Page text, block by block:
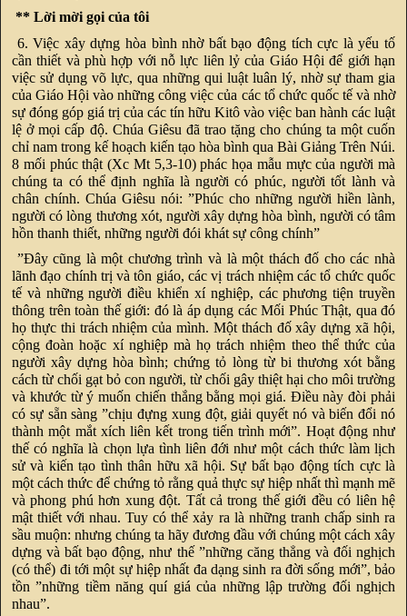
** Lời mời gọi của tôi
6. Việc xây dựng hòa bình nhờ bất bạo động tích cực là yếu tố
cần thiết và phù hợp với nỗ lực liên lỷ của Giáo Hội để giới hạn
việc sử dụng võ lực, qua những qui luật luân lý, nhờ sự tham gia
của Giáo Hội vào những công việc của các tổ chức quốc tế và nhờ
sự đóng góp giá trị của các tín hữu Kitô vào việc ban hành các luật
lệ ở mọi cấp độ. Chúa Giêsu đã trao tặng cho chúng ta một cuốn
chỉ nam trong kế hoạch kiến tạo hòa bình qua Bài Giảng Trên Núi.
8 mối phúc thật (Xc Mt 5,3-10) phác họa mẫu mực của người mà
chúng ta có thể định nghĩa là người có phúc, người tốt lành và
chân chính. Chúa Giêsu nói: ”Phúc cho những người hiền lành,
người có lòng thương xót, người xây dựng hòa bình, người có tâm
hồn thanh thiết, những người đói khát sự công chính”
”Đây cũng là một chương trình và là một thách đố cho các nhà
lãnh đạo chính trị và tôn giáo, các vị trách nhiệm các tổ chức quốc
tế và những người điều khiển xí nghiệp, các phương tiện truyền
thông trên toàn thế giới: đó là áp dụng các Mối Phúc Thật, qua đó
họ thực thi trách nhiệm của mình. Một thách đố xây dựng xã hội,
cộng đoàn hoặc xí nghiệp mà họ trách nhiệm theo thể thức của
người xây dựng hòa bình; chứng tỏ lòng từ bi thương xót bằng
cách từ chối gạt bỏ con người, từ chối gây thiệt hại cho môi trường
và khước từ ý muốn chiến thắng bằng mọi giá. Điều này đòi phải
có sự sẵn sàng ”chịu đựng xung đột, giải quyết nó và biến đổi nó
thành một mắt xích liên kết trong tiến trình mới”. Hoạt động như
thế có nghĩa là chọn lựa tình liên đới như một cách thức làm lịch
sử và kiến tạo tình thân hữu xã hội. Sự bất bạo động tích cực là
một cách thức để chứng tỏ rằng quả thực sự hiệp nhất thì mạnh mẽ
và phong phú hơn xung đột. Tất cả trong thế giới đều có liên hệ
mật thiết với nhau. Tuy có thể xảy ra là những tranh chấp sinh ra
sầu muộn: nhưng chúng ta hãy đương đầu với chúng một cách xây
dựng và bất bạo động, như thế ”những căng thẳng và đối nghịch
(có thể) đi tới một sự hiệp nhất đa dạng sinh ra đời sống mới”, bảo
tồn ”những tiềm năng quí giá của những lập trường đối nghịch
nhau”.